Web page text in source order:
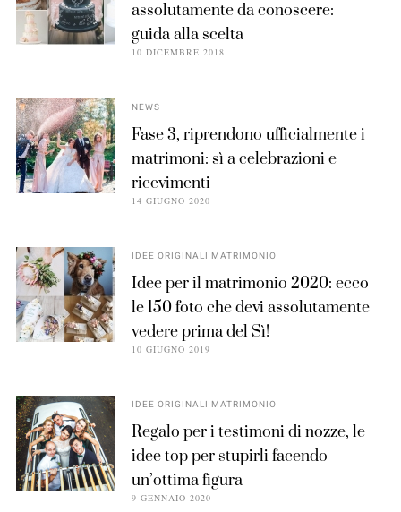
assolutamente da conoscere:
guida alla scelta
10 DICEMBRE 2018
NEWS
Fase 3, riprendono ufficialmente i
matrimoni: sì a celebrazioni e
ricevimenti
14 GIUGNO 2020
IDEE ORIGINALI MATRIMONIO
Idee per il matrimonio 2020: ecco
le 150 foto che devi assolutamente
vedere prima del Sì!
10 GIUGNO 2019
IDEE ORIGINALI MATRIMONIO
Regalo per i testimoni di nozze, le
idee top per stupirli facendo
un’ottima figura
9 GENNAIO 2020